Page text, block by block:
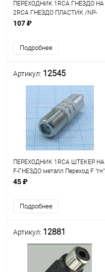
ПЕРЕХОДНИК 1RCA ГНЕЗДО НА
2RCA ГНЕЗДО ПЛАСТИК /NP-
581/RCAJ-2RCAJ PREMIER
107 ₽
Подробнее
Артикул: 12545
ПЕРЕХОДНИК 1RCA ШТЕКЕР НА
F-ГНЕЗДО металл Переход F "гн"
- RCA "шт" металл (PREMIER 4-
45 ₽
Подробнее
Артикул: 12881